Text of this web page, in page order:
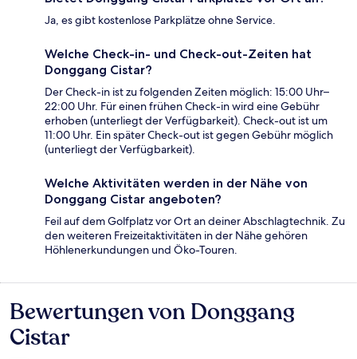
Ja, es gibt kostenlose Parkplätze ohne Service.
Welche Check-in- und Check-out-Zeiten hat
Donggang Cistar?
Der Check-in ist zu folgenden Zeiten möglich: 15:00 Uhr–
22:00 Uhr. Für einen frühen Check-in wird eine Gebühr
erhoben (unterliegt der Verfügbarkeit). Check-out ist um
11:00 Uhr. Ein später Check-out ist gegen Gebühr möglich
(unterliegt der Verfügbarkeit).
Welche Aktivitäten werden in der Nähe von
Donggang Cistar angeboten?
Feil auf dem Golfplatz vor Ort an deiner Abschlagtechnik. Zu
den weiteren Freizeitaktivitäten in der Nähe gehören
Höhlenerkundungen und Öko-Touren.
Bewertungen
Bewertungen von Donggang
Cistar